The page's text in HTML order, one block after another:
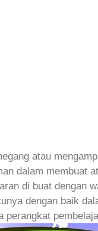
atau
dalam membuat
di buat dengan
dengan baik
perangkat